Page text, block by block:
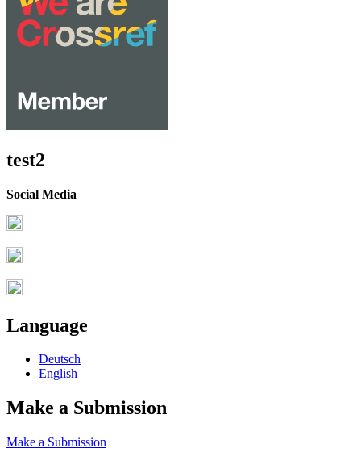
test2
Social Media
Language
Deutsch
English
Make a Submission
Make a Submission